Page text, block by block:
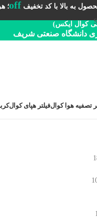
off؛
دانشگاه صنعتی شریف
تصفیه هوا کوالفیلتر هپای کوال